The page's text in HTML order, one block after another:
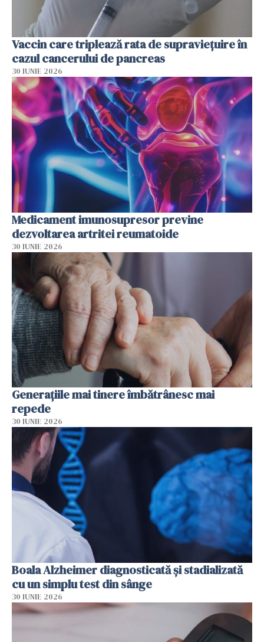
Vaccin care triplează rata de supraviețuire în
cazul cancerului de pancreas
30 IUNIE 2026
Medicament imunosupresor previne
dezvoltarea artritei reumatoide
30 IUNIE 2026
Generațiile mai tinere îmbătrânesc mai
repede
30 IUNIE 2026
Boala Alzheimer diagnosticată și stadializată
cu un simplu test din sânge
30 IUNIE 2026